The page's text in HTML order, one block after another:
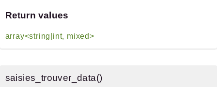
Return values
array<string|int, mixed>
saisies_trouver_data()